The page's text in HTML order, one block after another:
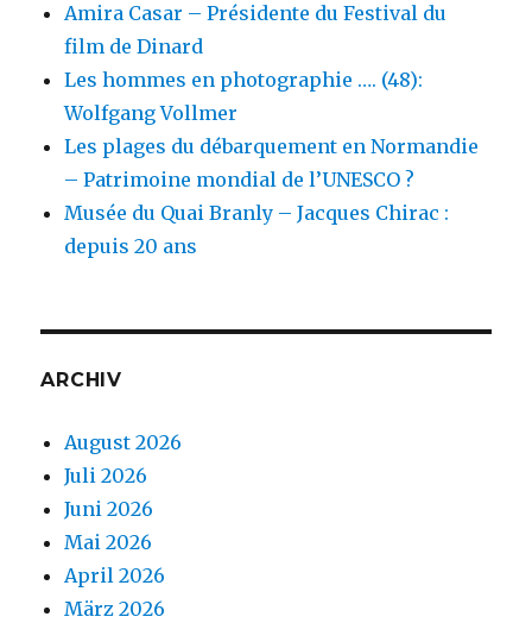
Amira Casar – Présidente du Festival du
film de Dinard
Les hommes en photographie …. (48):
Wolfgang Vollmer
Les plages du débarquement en Normandie
– Patrimoine mondial de l’UNESCO ?
Musée du Quai Branly – Jacques Chirac :
depuis 20 ans
ARCHIV
August 2026
Juli 2026
Juni 2026
Mai 2026
April 2026
März 2026